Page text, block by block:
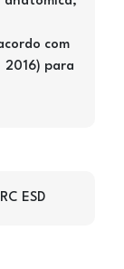
com
2016) para
ESD